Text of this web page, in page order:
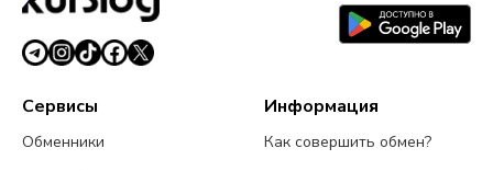
Сервисы
Обменники
Информация
Как совершить обмен?